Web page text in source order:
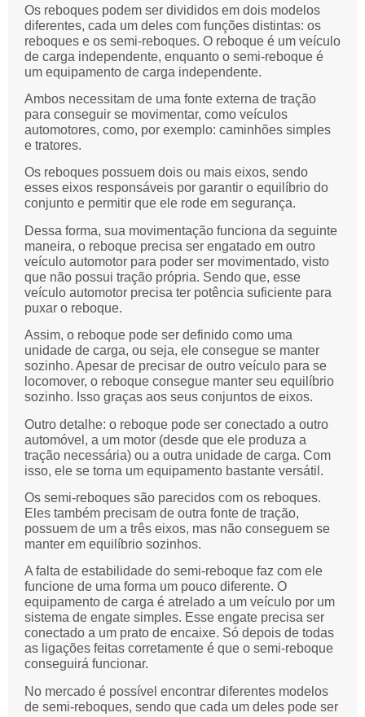
Os reboques podem ser divididos em dois modelos
diferentes, cada um deles com funções distintas: os
reboques e os semi-reboques. O reboque é um veículo
de carga independente, enquanto o semi-reboque é
um equipamento de carga independente.
Ambos necessitam de uma fonte externa de tração
para conseguir se movimentar, como veículos
automotores, como, por exemplo: caminhões simples
e tratores.
Os reboques possuem dois ou mais eixos, sendo
esses eixos responsáveis por garantir o equilíbrio do
conjunto e permitir que ele rode em segurança.
Dessa forma, sua movimentação funciona da seguinte
maneira, o reboque precisa ser engatado em outro
veículo automotor para poder ser movimentado, visto
que não possui tração própria. Sendo que, esse
veículo automotor precisa ter potência suficiente para
puxar o reboque.
Assim, o reboque pode ser definido como uma
unidade de carga, ou seja, ele consegue se manter
sozinho. Apesar de precisar de outro veículo para se
locomover, o reboque consegue manter seu equilíbrio
sozinho. Isso graças aos seus conjuntos de eixos.
Outro detalhe: o reboque pode ser conectado a outro
automóvel, a um motor (desde que ele produza a
tração necessária) ou a outra unidade de carga. Com
isso, ele se torna um equipamento bastante versátil.
Os semi-reboques são parecidos com os reboques.
Eles também precisam de outra fonte de tração,
possuem de um a três eixos, mas não conseguem se
manter em equilíbrio sozinhos.
A falta de estabilidade do semi-reboque faz com ele
funcione de uma forma um pouco diferente. O
equipamento de carga é atrelado a um veículo por um
sistema de engate simples. Esse engate precisa ser
conectado a um prato de encaixe. Só depois de todas
as ligações feitas corretamente é que o semi-reboque
conseguirá funcionar.
No mercado é possível encontrar diferentes modelos
de semi-reboques, sendo que cada um deles pode ser